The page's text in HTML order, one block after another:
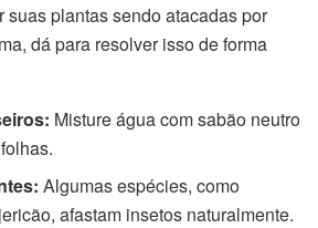
suas plantas sendo atacadas por
dá para resolver isso de forma
Misture água com sabão neutro
Algumas espécies, como
afastam insetos naturalmente.